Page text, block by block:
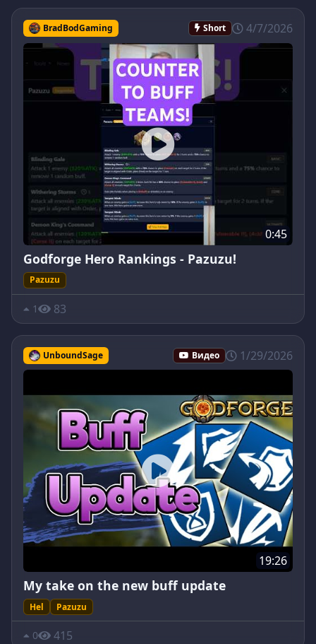
BradBodGaming Short 4/7/2026
0:45
Godforge Hero Rankings - Pazuzu!
Pazuzu
1 83
UnboundSage Видео 1/29/2026
19:26
My take on the new buff update
Hel Pazuzu
0 415